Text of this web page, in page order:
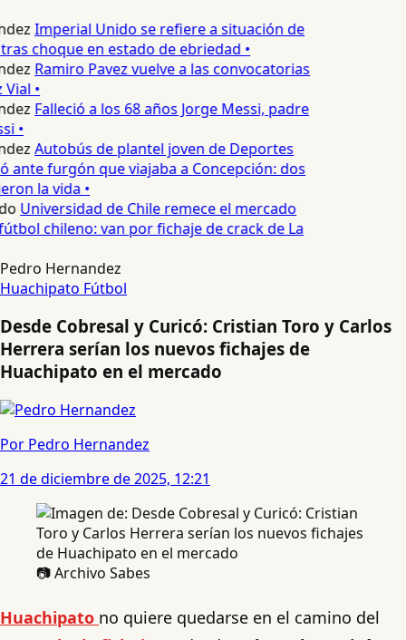
Imperial Unido se refiere a situación de
choque en estado de ebriedad •
Ramiro Pavez vuelve a las convocatorias
•
Falleció a los 68 años Jorge Messi, padre
•
Autobús de plantel joven de Deportes
ante furgón que viajaba a Concepción: dos
la vida •
Universidad de Chile remece el mercado
chileno: van por fichaje de crack de La
Pedro Hernandez
Huachipato Fútbol
Desde Cobresal y Curicó: Cristian Toro y Carlos
Herrera serían los nuevos fichajes de
Huachipato en el mercado
Por Pedro Hernandez
21 de diciembre de 2025, 12:21
📷 Archivo Sabes
Huachipato no quiere quedarse en el camino del